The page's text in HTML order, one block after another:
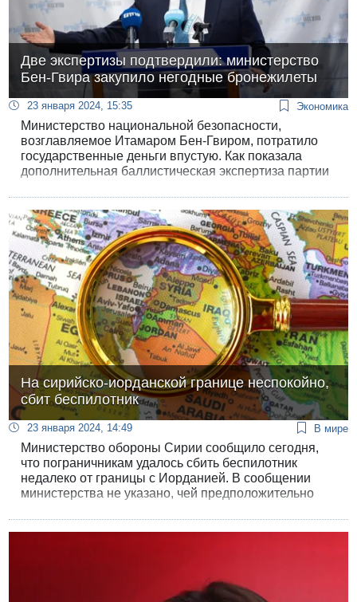
Две экспертизы подтвердили: министерство
Бен-Гвира закупило негодные бронежилеты
23 января 2024, 15:35 Экономика
Министерство национальной безопасности,
возглавляемое Итамаром Бен-Гвиром, потратило
государственные деньги впустую. Как показала
дополнительная баллистическая экспертиза партии
групп гражданской самообороны ("китот ха-
коненут"), жилеты не соответствуют стандарту.
На сирийско-иорданской границе неспокойно,
сбит беспилотник
23 января 2024, 14:49 В мире
Министерство обороны Сирии сообщило сегодня,
что пограничникам удалось сбить беспилотник
недалеко от границы с Иорданией. В сообщении
министерства не указано, чей предположительно
Иордания провела ряд атак на объекты на